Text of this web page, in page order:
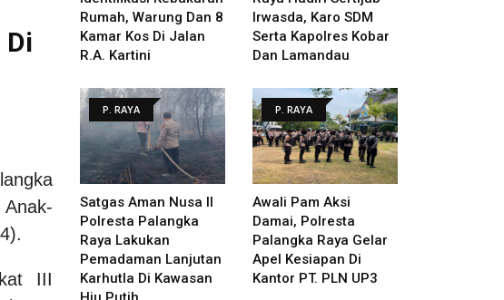
III
Rumah, Warung Dan 8
Kamar Kos Di Jalan
R.A. Kartini
Irwasda, Karo SDM
Serta Kapolres Kobar
Dan Lamandau
P. RAYA
Satgas Aman Nusa II
Polresta Palangka
Raya Lakukan
Pemadaman Lanjutan
Karhutla Di Kawasan
P. RAYA
Awali Pam Aksi
Damai, Polresta
Palangka Raya Gelar
Apel Kesiapan Di
Kantor PT. PLN UP3